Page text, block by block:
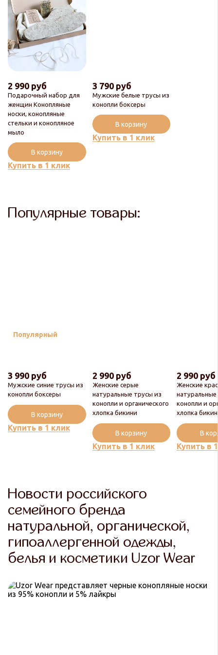
Подарочный набор для
женщин Конопляные
носки, конопляные
стельки и конопляное
мыло
2 990 руб
Купить в 1 клик
В корзину
Мужские белые трусы из
конопли боксеры
3 790 руб
Купить в 1 клик
В корзину
Популярные товары:
Популярный
Мужские синие трусы из
конопли боксеры
3 990 руб
Купить в 1 клик
В корзину
Женские серые
натуральные трусы из
конопли и органического
хлопка бикини
2 990 руб
Купить в 1 клик
В корзину
Женские
конопли и
хлопка
2 990 руб
Купить в
В
Новости российского
семейного бренда
натуральной, органической,
гипоаллергенной одежды,
белья и косметики Uzor Wear